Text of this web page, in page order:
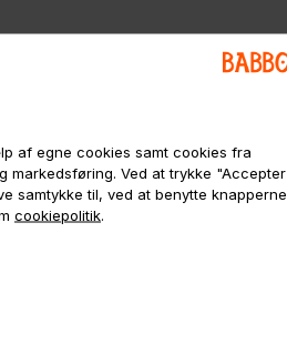
af egne cookies samt cookies fra
markedsføring. Ved at trykke "Accepter
samtykke til, ved at benytte knapperne
cookiepolitik